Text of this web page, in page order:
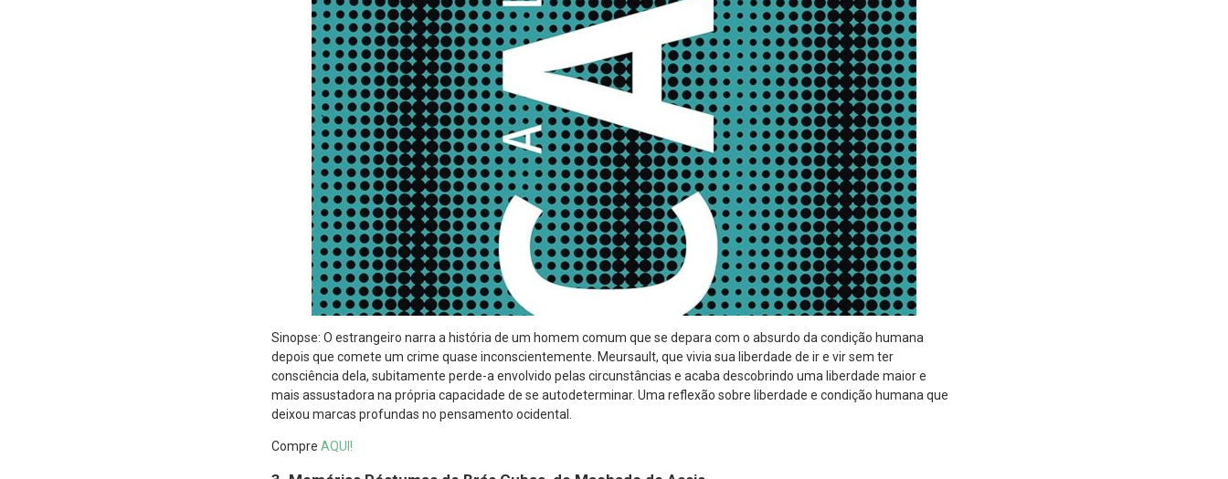
Sinopse: O estrangeiro narra a história de um homem comum que se depara com o absurdo da condição humana
depois que comete um crime quase inconscientemente. Meursault, que vivia sua liberdade de ir e vir sem ter
consciência dela, subitamente perde-a envolvido pelas circunstâncias e acaba descobrindo uma liberdade maior e
mais assustadora na própria capacidade de se autodeterminar. Uma reflexão sobre liberdade e condição humana que
deixou marcas profundas no pensamento ocidental.
Compre AQUI!